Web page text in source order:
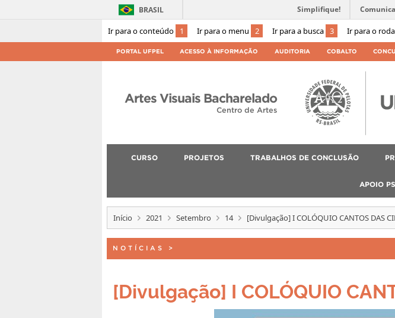
Ir para o conteúdo 1 Ir para o menu 2 Ir para a busca 3 Ir para o
BRASIL Simplifique!
PORTAL UFPEL ACESSO À INFORMAÇÃO AUDITORIA COBALTO
Artes Visuais Bacharelado
Centro de Artes
CURSO PROJETOS TRABALHOS DE CONCLUSÃO
APOIO
Início 2021 Setembro 14 [Divulgação] I COLÓQUIO CANTOS DAS
NOTÍCIAS >
[Divulgação] I COLÓQUIO